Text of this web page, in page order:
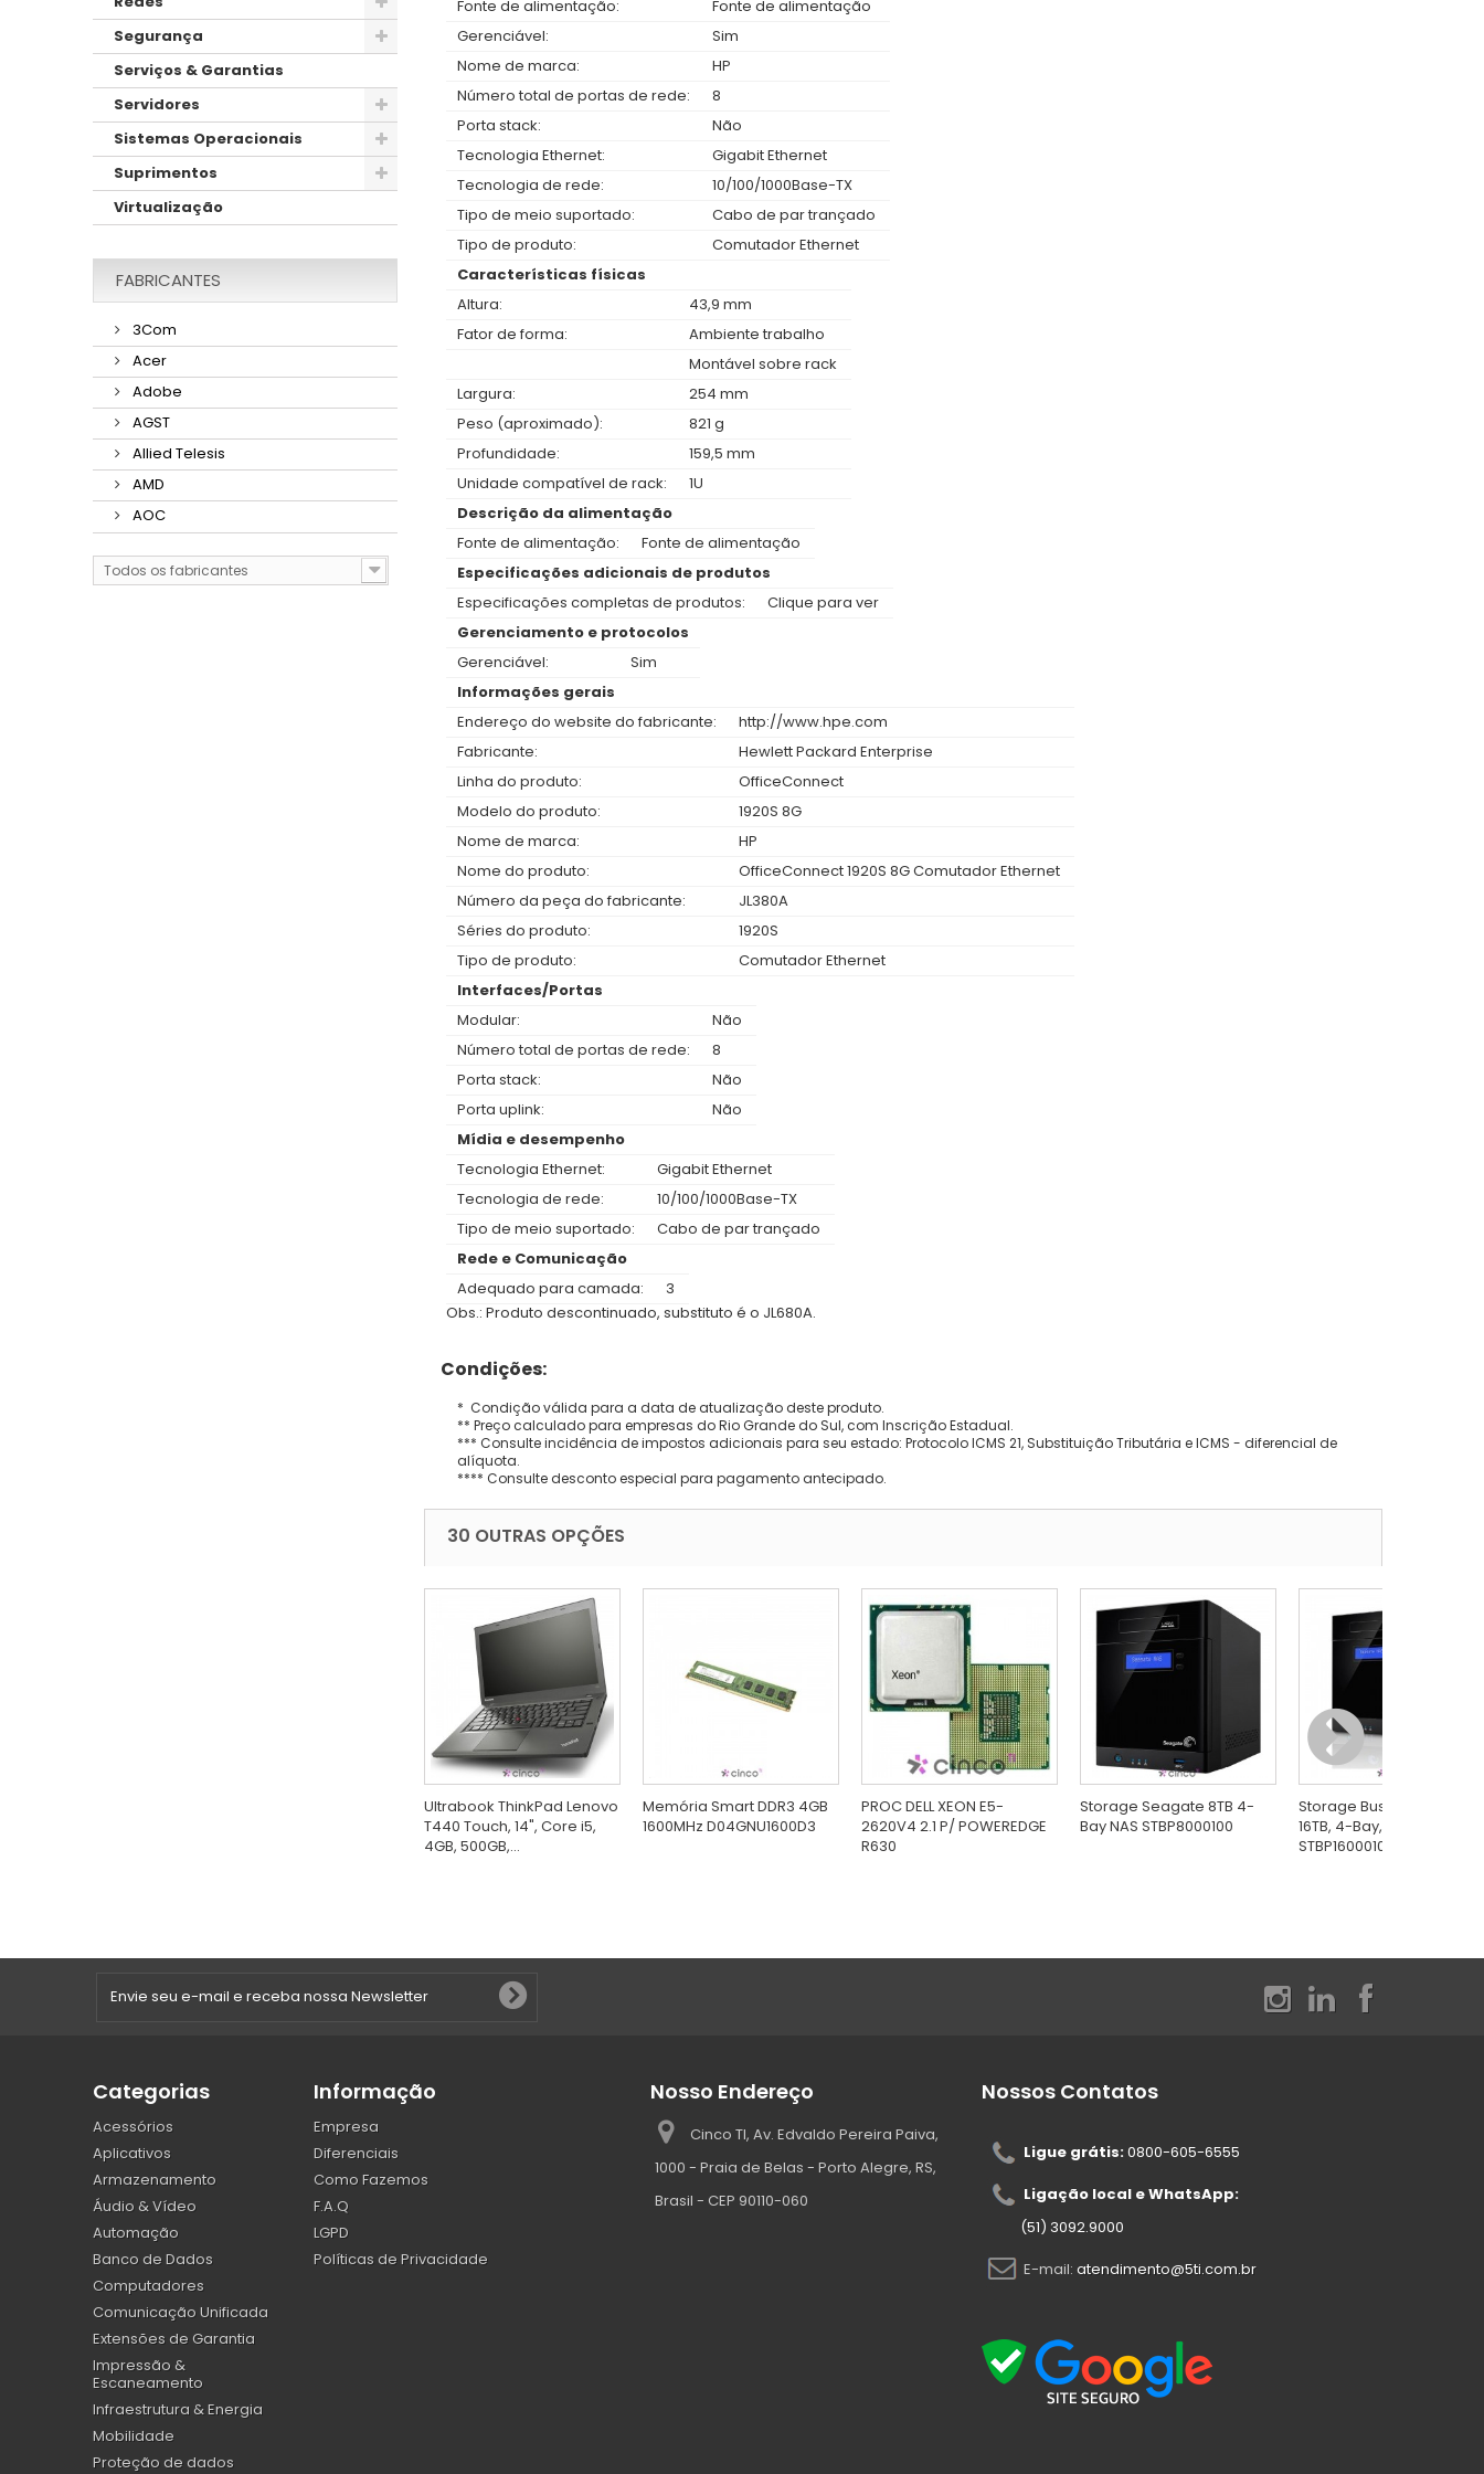
Segurança
Serviços & Garantias
Servidores
Sistemas Operacionais
Suprimentos
Virtualização
FABRICANTES
3Com
Acer
Adobe
AGST
Allied Telesis
AMD
AOC
Todos os fabricantes
Fonte de alimentação:
Fonte de alimentação
Gerenciável:
Sim
Nome de marca:
HP
Número total de portas de rede:
8
Porta stack:
Não
Tecnologia Ethernet:
Gigabit Ethernet
Tecnologia de rede:
10/100/1000Base-TX
Tipo de meio suportado:
Cabo de par trançado
Tipo de produto:
Comutador Ethernet
Características físicas
Altura:
43,9 mm
Fator de forma:
Ambiente trabalho
Montável sobre rack
Largura:
254 mm
Peso (aproximado):
821 g
Profundidade:
159,5 mm
Unidade compatível de rack:
1U
Descrição da alimentação
Fonte de alimentação:
Fonte de alimentação
Especificações adicionais de produtos
Especificações completas de produtos:
Clique para ver
Gerenciamento e protocolos
Gerenciável:
Sim
Informações gerais
Endereço do website do fabricante:
http://www.hpe.com
Fabricante:
Hewlett Packard Enterprise
Linha do produto:
OfficeConnect
Modelo do produto:
1920S 8G
Nome de marca:
HP
Nome do produto:
OfficeConnect 1920S 8G Comutador Ethernet
Número da peça do fabricante:
JL380A
Séries do produto:
1920S
Tipo de produto:
Comutador Ethernet
Interfaces/Portas
Modular:
Não
Número total de portas de rede:
8
Porta stack:
Não
Porta uplink:
Não
Mídia e desempenho
Tecnologia Ethernet:
Gigabit Ethernet
Tecnologia de rede:
10/100/1000Base-TX
Tipo de meio suportado:
Cabo de par trançado
Rede e Comunicação
Adequado para camada:
3
Obs.: Produto descontinuado, substituto é o JL680A.
Condições:
* Condição válida para a data de atualização deste produto.
** Preço calculado para empresas do Rio Grande do Sul, com Inscrição Estadual.
*** Consulte incidência de impostos adicionais para seu estado: Protocolo ICMS 21, Substituição Tributária e ICMS - diferencial de
alíquota.
**** Consulte desconto especial para pagamento antecipado.
30 OUTRAS OPÇÕES
Ultrabook ThinkPad Lenovo
T440 Touch, 14", Core i5,
4GB, 500GB,...
Memória Smart DDR3 4GB
1600MHz D04GNU1600D3
PROC DELL XEON E5-
2620V4 2.1 P/ POWEREDGE
R630
Storage Seagate 8TB 4-
Bay NAS STBP8000100
Storage Business
16TB, 4-Bay, NAS,
STBP16000100
Categorias
Acessórios
Aplicativos
Armazenamento
Áudio & Vídeo
Automação
Banco de Dados
Computadores
Comunicação Unificada
Extensões de Garantia
Impressão &
Escaneamento
Infraestrutura & Energia
Mobilidade
Proteção de dados
Informação
Empresa
Diferenciais
Como Fazemos
F.A.Q
LGPD
Políticas de Privacidade
Nosso Endereço
Cinco TI, Av. Edvaldo Pereira Paiva,
1000 - Praia de Belas - Porto Alegre, RS,
Brasil - CEP 90110-060
Nossos Contatos
Ligue grátis:0800-605-6555
Ligação local e WhatsApp:
(51) 3092.9000
E-mail: atendimento@5ti.com.br